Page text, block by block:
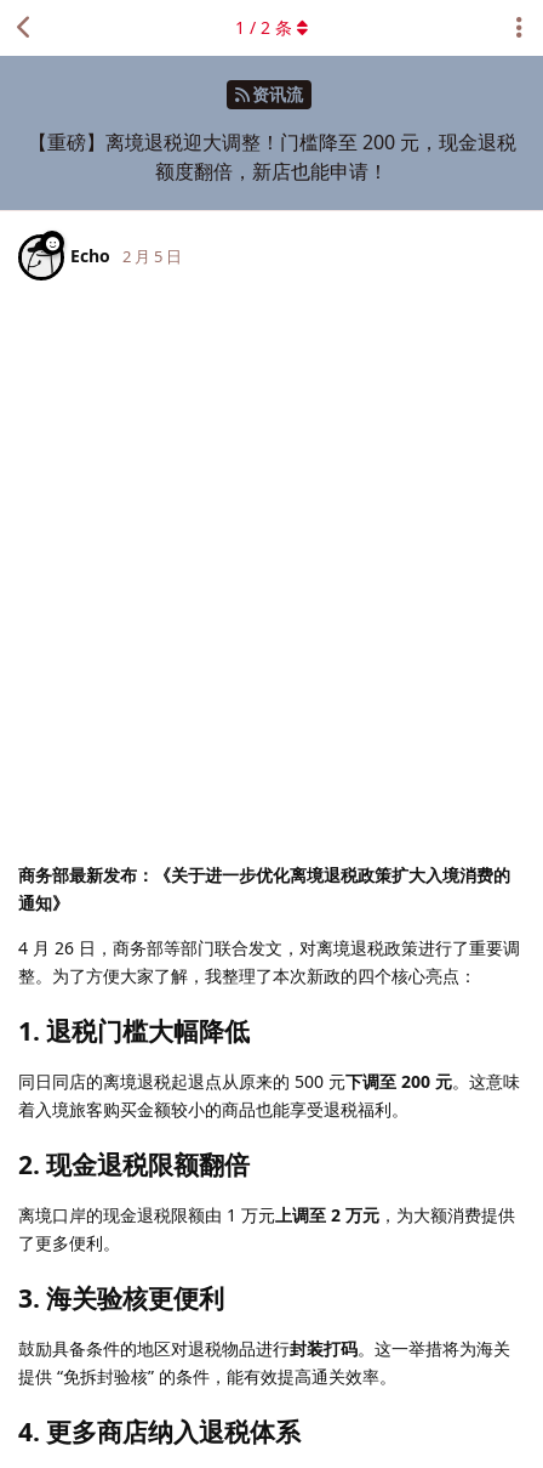
资讯流
【重磅】离境退税迎大调整！门槛降至 200 元，现金退税
额度翻倍，新店也能申请！
1 / 2 条
Echo 2 月 5 日
商务部最新发布：《关于进一步优化离境退税政策扩大入境消费的
通知》
4 月 26 日，商务部等部门联合发文，对离境退税政策进行了重要调
整。为了方便大家了解，我整理了本次新政的四个核心亮点：
1. 退税门槛大幅降低
同日同店的离境退税起退点从原来的 500 元下调至 200 元。这意味
着入境旅客购买金额较小的商品也能享受退税福利。
2. 现金退税限额翻倍
离境口岸的现金退税限额由 1 万元 上调至 2 万元 ，为大额消费提供
了更多便利。
3. 海关验核更便利
鼓励具备条件的地区对退税物品进行封装打码。这一举措将为海关
提供 “免拆封验核” 的条件，能有效提高通关效率。
4. 更多商店纳入退税体系